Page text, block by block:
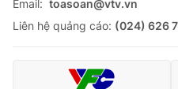
Email: toasoan@vtv.vn
Liên hệ quảng cáo: (024) 626